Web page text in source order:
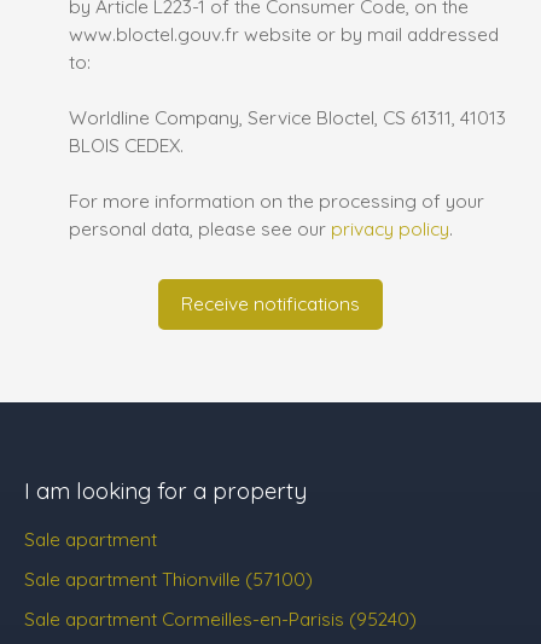
by Article L223-1 of the Consumer Code, on the
www.bloctel.gouv.fr website or by mail addressed
to:
Worldline Company, Service Bloctel, CS 61311, 41013
BLOIS CEDEX.
For more information on the processing of your
personal data, please see our privacy policy.
Receive notifications
I am looking for a property
Sale apartment
Sale apartment Thionville (57100)
Sale apartment Cormeilles-en-Parisis (95240)